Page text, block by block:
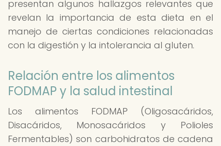
presentan algunos hallazgos relevantes que
revelan la importancia de esta dieta en el
manejo de ciertas condiciones relacionadas
con la digestión y la intolerancia al gluten.
Relación entre los alimentos
FODMAP y la salud intestinal
Los alimentos FODMAP (Oligosacáridos,
Disacáridos, Monosacáridos y Polioles
Fermentables) son carbohidratos de cadena